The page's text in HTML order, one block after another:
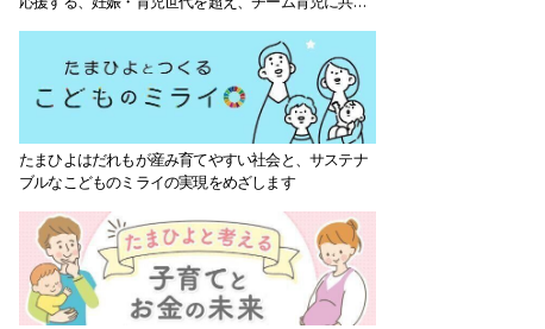
たまひよはだれもが産み育てやすい社会と、サステナ
ブルなこどものミライの実現をめざします